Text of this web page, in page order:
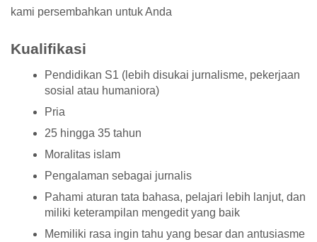
kami persembahkan untuk Anda
Kualifikasi
Pendidikan S1 (lebih disukai jurnalisme, pekerjaan
sosial atau humaniora)
Pria
25 hingga 35 tahun
Moralitas islam
Pengalaman sebagai jurnalis
Pahami aturan tata bahasa, pelajari lebih lanjut, dan
miliki keterampilan mengedit yang baik
Memiliki rasa ingin tahu yang besar dan antusiasme